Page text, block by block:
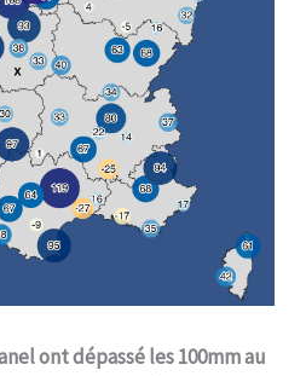
ont dépassé les 100mm au